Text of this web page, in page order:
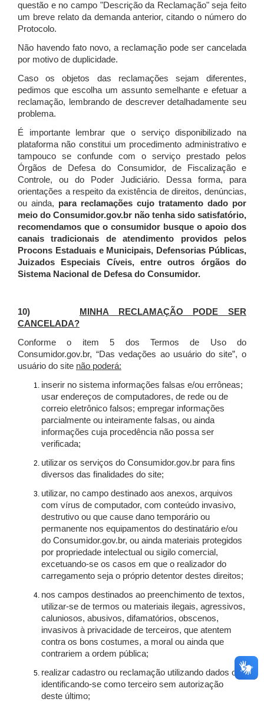
questão e no campo "Descrição da Reclamação" seja feito
um breve relato da demanda anterior, citando o número do
Protocolo.
Não havendo fato novo, a reclamação pode ser cancelada
por motivo de duplicidade.
Caso os objetos das reclamações sejam diferentes,
pedimos que escolha um assunto semelhante e efetuar a
reclamação, lembrando de descrever detalhadamente seu
problema.
É importante lembrar que o serviço disponibilizado na
plataforma não constitui um procedimento administrativo e
tampouco se confunde com o serviço prestado pelos
Órgãos de Defesa do Consumidor, de Fiscalização e
Controle, ou do Poder Judiciário. Dessa forma, para
orientações a respeito da existência de direitos, denúncias,
ou ainda, para reclamações cujo tratamento dado por
meio do Consumidor.gov.br não tenha sido satisfatório,
recomendamos que o consumidor busque o apoio dos
canais tradicionais de atendimento providos pelos
Procons Estaduais e Municipais, Defensorias Públicas,
Juizados Especiais Cíveis, entre outros órgãos do
Sistema Nacional de Defesa do Consumidor.
10)
MINHA RECLAMAÇÃO PODE SER
CANCELADA?
Conforme o item 5 dos Termos de Uso do
Consumidor.gov.br, “Das vedações ao usuário do site”, o
usuário do site não poderá:
inserir no sistema informações falsas e/ou errôneas;
usar endereços de computadores, de rede ou de
correio eletrônico falsos; empregar informações
parcialmente ou inteiramente falsas, ou ainda
informações cuja procedência não possa ser
verificada;
utilizar os serviços do Consumidor.gov.br para fins
diversos das finalidades do site;
utilizar, no campo destinado aos anexos, arquivos
com vírus de computador, com conteúdo invasivo,
destrutivo ou que cause dano temporário ou
permanente nos equipamentos do destinatário e/ou
do Consumidor.gov.br, ou ainda materiais protegidos
por propriedade intelectual ou sigilo comercial,
excetuando-se os casos em que o realizador do
carregamento seja o próprio detentor destes direitos;
nos campos destinados ao preenchimento de textos,
utilizar-se de termos ou materiais ilegais, agressivos,
caluniosos, abusivos, difamatórios, obscenos,
invasivos à privacidade de terceiros, que atentem
contra os bons costumes, a moral ou ainda que
contrariem a ordem pública;
realizar cadastro ou reclamação utilizando dados ou
identificando-se como terceiro sem autorização
deste último;